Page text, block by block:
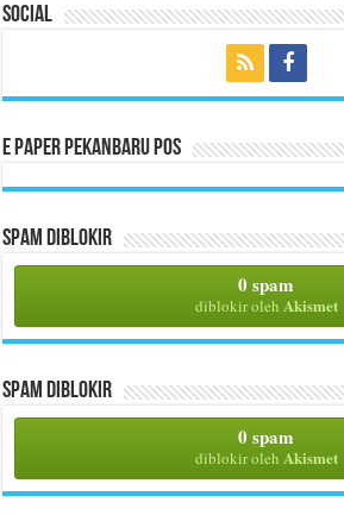
Social
E Paper Pekanbaru Pos
Spam Diblokir
0 spam
diblokir oleh Akismet
Spam Diblokir
0 spam
diblokir oleh Akismet